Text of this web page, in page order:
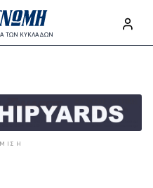
ΤΩΝ ΚΥΚΛΑΔΩΝ